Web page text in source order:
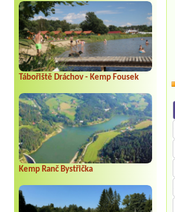
Tábořiště Dráchov - Kemp Fousek
Kemp Ranč Bystřička